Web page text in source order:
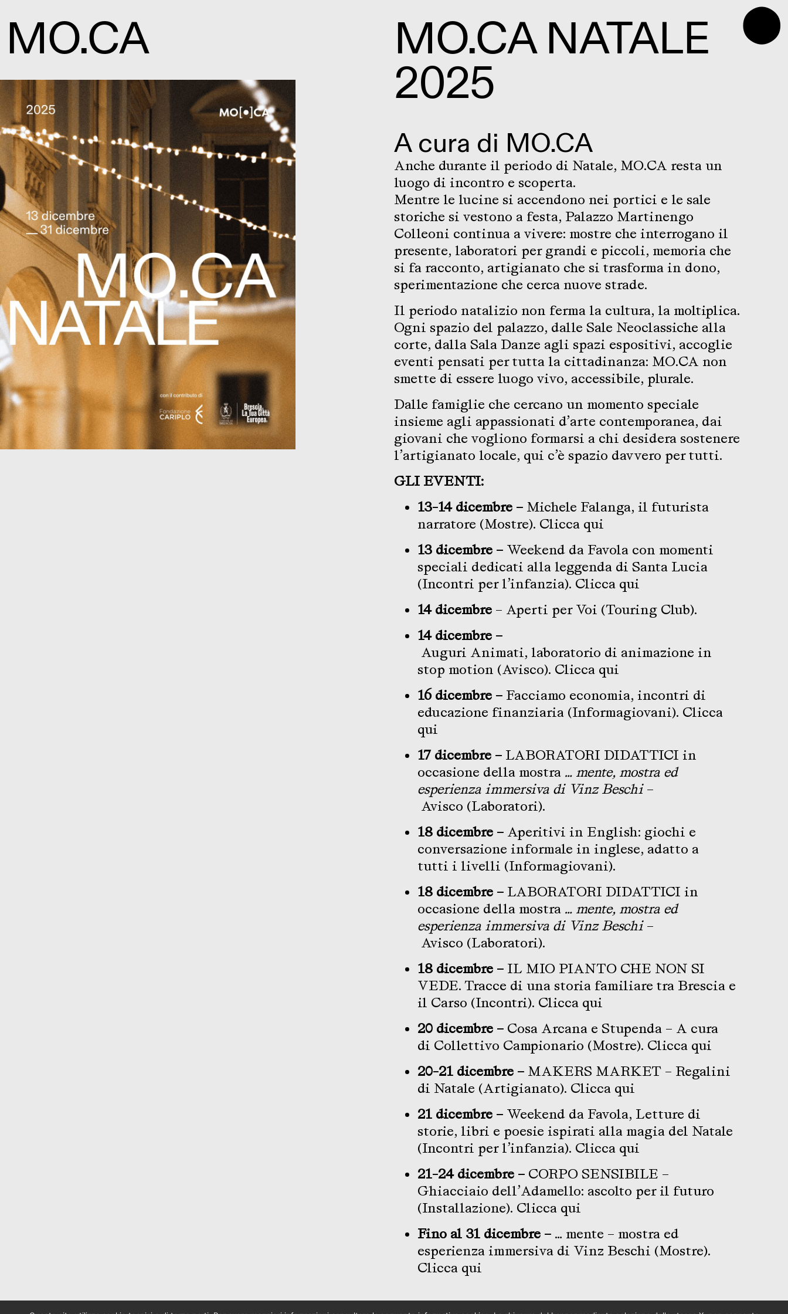
⬤
MO.CA MO.CA NATALE
2025
A cura di MO.CA
Anche durante il periodo di Natale, MO.CA resta un
luogo di incontro e scoperta.
Mentre le lucine si accendono nei portici e le sale
storiche si vestono a festa, Palazzo Martinengo
Colleoni continua a vivere: mostre che interrogano il
presente, laboratori per grandi e piccoli, memoria che
si fa racconto, artigianato che si trasforma in dono,
sperimentazione che cerca nuove strade.
Il periodo natalizio non ferma la cultura, la moltiplica.
Ogni spazio del palazzo, dalle Sale Neoclassiche alla
corte, dalla Sala Danze agli spazi espositivi, accoglie
eventi pensati per tutta la cittadinanza: MO.CA non
smette di essere luogo vivo, accessibile, plurale.
Dalle famiglie che cercano un momento speciale
insieme agli appassionati d’arte contemporanea, dai
giovani che vogliono formarsi a chi desidera sostenere
l’artigianato locale, qui c’è spazio davvero per tutti.
GLI EVENTI:
13-14 dicembre – Michele Falanga, il futurista
narratore (Mostre). Clicca qui
13 dicembre – Weekend da Favola con momenti
speciali dedicati alla leggenda di Santa Lucia
(Incontri per l’infanzia). Clicca qui
14 dicembre – Aperti per Voi (Touring Club).
14 dicembre –
Auguri Animati, laboratorio di animazione in
stop motion (Avisco). Clicca qui
16 dicembre – Facciamo economia, incontri di
educazione finanziaria (Informagiovani). Clicca
qui
17 dicembre – LABORATORI DIDATTICI in
occasione della mostra … mente, mostra ed
esperienza immersiva di Vinz Beschi –
Avisco (Laboratori).
18 dicembre – Aperitivi in English: giochi e
conversazione informale in inglese, adatto a
tutti i livelli (Informagiovani).
18 dicembre – LABORATORI DIDATTICI in
occasione della mostra … mente, mostra ed
esperienza immersiva di Vinz Beschi –
Avisco (Laboratori).
18 dicembre – IL MIO PIANTO CHE NON SI
VEDE. Tracce di una storia familiare tra Brescia e
il Carso (Incontri). Clicca qui
20 dicembre – Cosa Arcana e Stupenda – A cura
di Collettivo Campionario (Mostre). Clicca qui
20-21 dicembre – MAKERS MARKET – Regalini
di Natale (Artigianato). Clicca qui
21 dicembre – Weekend da Favola, Letture di
storie, libri e poesie ispirati alla magia del Natale
(Incontri per l’infanzia). Clicca qui
21-24 dicembre – CORPO SENSIBILE –
Ghiacciaio dell’Adamello: ascolto per il futuro
(Installazione). Clicca qui
Fino al 31 dicembre – … mente – mostra ed
esperienza immersiva di Vinz Beschi (Mostre).
Clicca qui